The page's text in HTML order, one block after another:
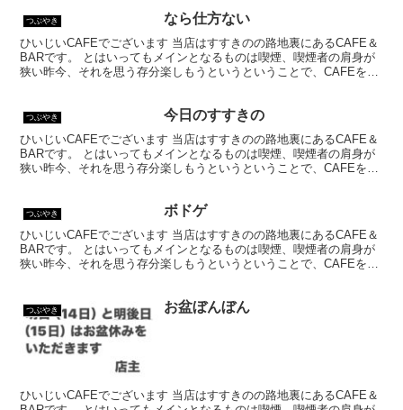
つぶやき なら仕方ない
ひいじいCAFEでございます 当店はすすきのの路地裏にあるCAFE＆
BARです。 とはいってもメインとなるものは喫煙、喫煙者の肩身が
狭い昨今、それを思う存分楽しもうというということで、CAFEを名
つぶやき 今日のすすきの
ひいじいCAFEでございます 当店はすすきのの路地裏にあるCAFE＆
BARです。 とはいってもメインとなるものは喫煙、喫煙者の肩身が
狭い昨今、それを思う存分楽しもうというということで、CAFEを名
つぶやき ボドゲ
ひいじいCAFEでございます 当店はすすきのの路地裏にあるCAFE＆
BARです。 とはいってもメインとなるものは喫煙、喫煙者の肩身が
狭い昨今、それを思う存分楽しもうというということで、CAFEを名
つぶやき お盆ぼんぼん
ひいじいCAFEでございます 当店はすすきのの路地裏にあるCAFE＆